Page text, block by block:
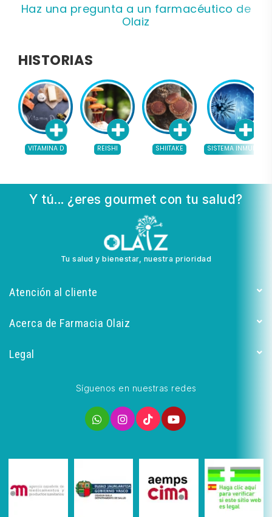
Haz una pregunta a un farmacéutico de
Olaiz
HISTORIAS
VITAMINA D REISHI SHIITAKE SISTEMA INMUNE
Y tú... ¿eres gourmet con tu salud?
Tu salud y bienestar, nuestra prioridad
Atención al cliente
Acerca de Farmacia Olaiz
Legal
Síguenos en nuestras redes